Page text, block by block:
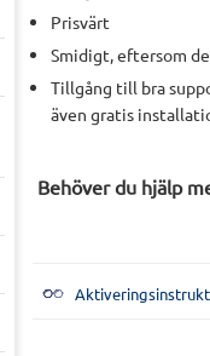
Prisvärt
Smidigt, eftersom
Tillgång till bra
även gratis
Behöver du hjälp